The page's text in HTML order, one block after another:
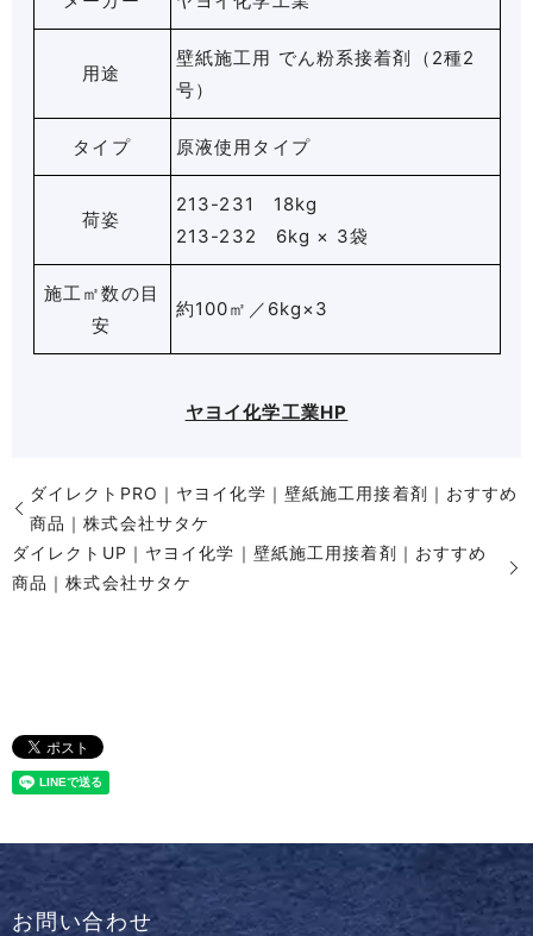
用途
壁紙施工用 でん粉系接着剤（2種2
号）
タイプ 原液使用タイプ
荷姿
213-231 18kg
213-232 6kg × 3袋
施工㎡数の目
安
約100㎡／6kg×3
ヤヨイ化学工業HP
ダイレクトPRO｜ヤヨイ化学｜壁紙施工用接着剤｜おすすめ
商品｜株式会社サタケ
ダイレクトUP｜ヤヨイ化学｜壁紙施工用接着剤｜おすすめ
商品｜株式会社サタケ
お問い合わせ